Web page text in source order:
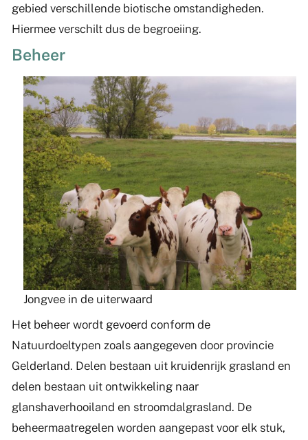
gebied verschillende biotische omstandigheden.
Hiermee verschilt dus de begroeiing.
Beheer
Jongvee in de uiterwaard
Het beheer wordt gevoerd conform de
Natuurdoeltypen zoals aangegeven door provincie
Gelderland. Delen bestaan uit kruidenrijk grasland en
delen bestaan uit ontwikkeling naar
glanshaverhooiland en stroomdalgrasland. De
beheermaatregelen worden aangepast voor elk stuk,